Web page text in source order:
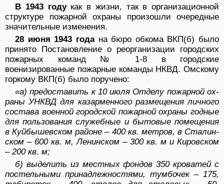
В 1943 годукак в жизни, так в организационной
структуре пожарной охраны произошли очередные
значительные изменения.
28 июня 1943 годана бюро обкома ВКП(б) было
при­нято Постановление о реорганизации городских
по­жарных команд № 1-8 в городские
военизированные пожарные команды НКВД. Омскому
горкому ВКП(б) было поручено:
«а) предоставить к 10 июля Отделу пожарной ох­
раны УНКВД для казарменного размещения личного
состава военной городской пожарной охраны годные
для пользования служебные и бытовые помещения
в Куйбышевском районе – 400 кв. метров, в Сталин­
ском – 600 кв. м, Ленинском – 300 кв. м и Кировском
– 200 кв. м;
б) выделить из местных фондов 350 кроватей с
по­стельными принадлежностями, тумбочек – 175,